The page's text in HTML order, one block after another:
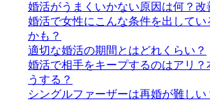
婚活がうまくいかない原因は何？
婚活で女性にこんな条件を出してい
かも？
適切な婚活の期間とはどれくらい？
婚活で相手をキープするのはアリ
うする？
シングルファーザーは再婚が難しい